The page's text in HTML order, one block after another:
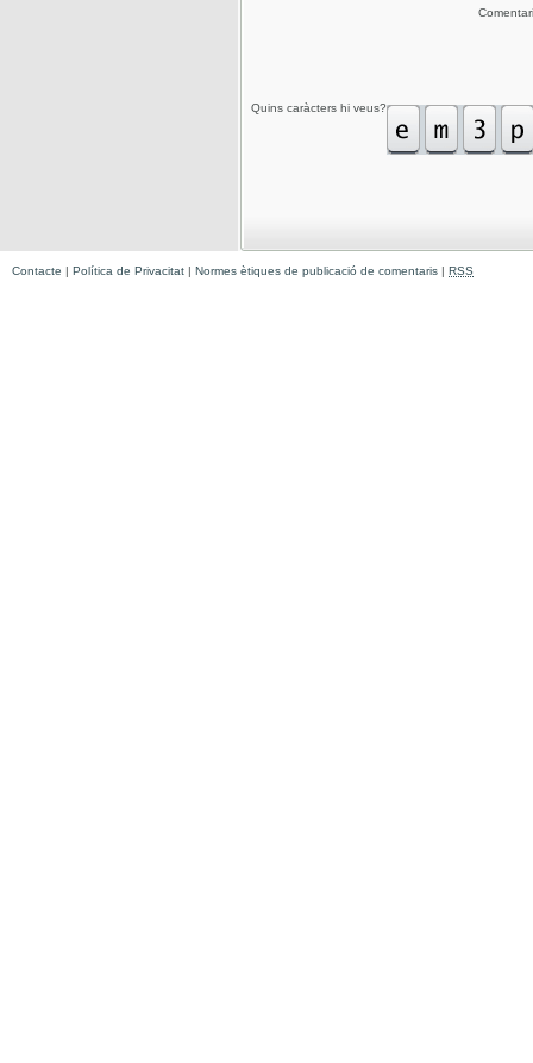
Comentari
Quins caràcters hi veus?
Contacte | Política de Privacitat | Normes ètiques de publicació de comentaris | RSS